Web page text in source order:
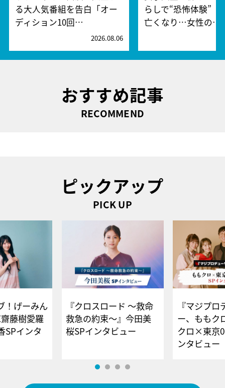
る大人気番組を告白「オー
ディション10回…
2026.08.06
らしで“恐怖体験”
亡くなり…女性の…
おすすめ記事
RECOMMEND
ピックアップ
PICK UP
！げーみん
藤樹愛羅
SPインタ
『クロスロード ～救命
救急の約束～』今田美
桜SPインタビュー
『マジプロ
ー、ももク
クロ×東京
ンタビュー